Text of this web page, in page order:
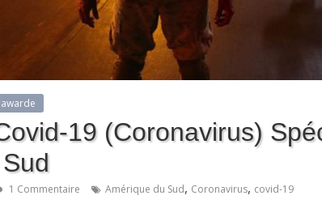
19 (Coronavirus)
1 Commentaire Amérique du Sud, Coronavirus, covid-19